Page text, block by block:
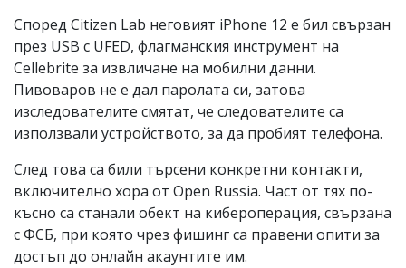
Според Citizen Lab неговият iPhone 12 е бил свързан
през USB с UFED, флагманския инструмент на
Cellebrite за извличане на мобилни данни.
Пивоваров не е дал паролата си, затова
изследователите смятат, че следователите са
използвали устройството, за да пробият телефона.
След това са били търсени конкретни контакти,
включително хора от Open Russia. Част от тях по-
късно са станали обект на кибероперация, свързана
с ФСБ, при която чрез фишинг са правени опити за
достъп до онлайн акаунтите им.